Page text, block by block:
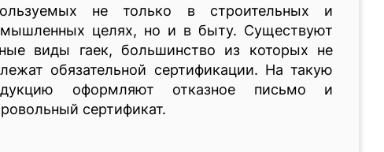
не только в строительных и
целях, но и в быту. Существуют
виды гаек, большинство из которых не
обязательной сертификации. На такую
оформляют отказное письмо и
сертификат.